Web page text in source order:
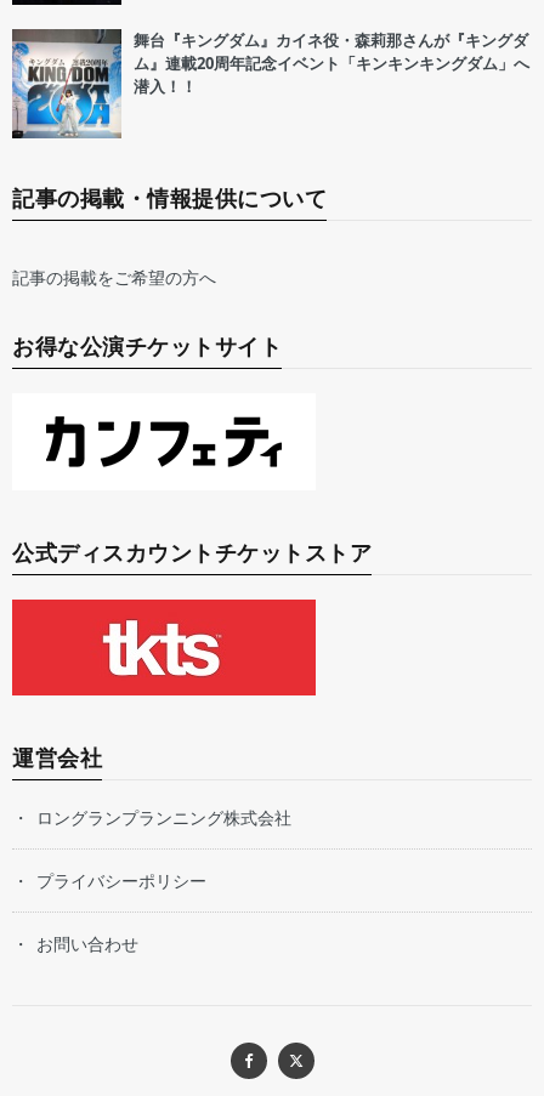
舞台『キングダム』カイネ役・森莉那さんが『キングダ
ム』連載20周年記念イベント「キンキンキングダム」へ
潜入！！
記事の掲載・情報提供について
記事の掲載をご希望の方へ
お得な公演チケットサイト
公式ディスカウントチケットストア
運営会社
ロングランプランニング株式会社
プライバシーポリシー
お問い合わせ